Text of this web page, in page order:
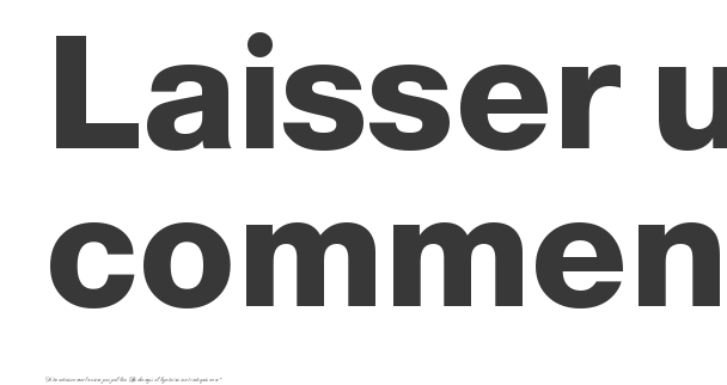
Laisser
Votre adresse e-mail ne sera pas publiée. Les champs obligatoires sont indiqués avec*